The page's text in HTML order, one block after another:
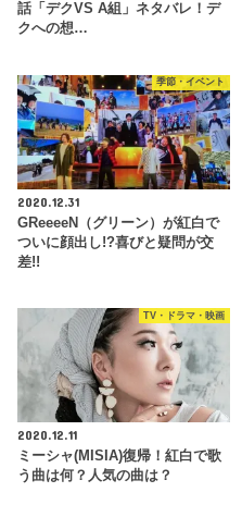
話「デクVS A組」ネタバレ！デ
クへの想…
季節・イベント
2020.12.31
GReeeeN（グリーン）が紅白で
ついに顔出し!?喜びと疑問が交
差!!
TV・ドラマ・映画
2020.12.11
ミーシャ(MISIA)復帰！紅白で歌
う曲は何？人気の曲は？